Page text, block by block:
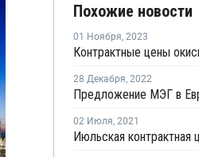
Похожие новости
01 Ноября, 2023
28 Декабря, 2022
02 Июля, 2021